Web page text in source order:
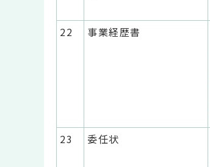
22
事業経歴書
23
委任状